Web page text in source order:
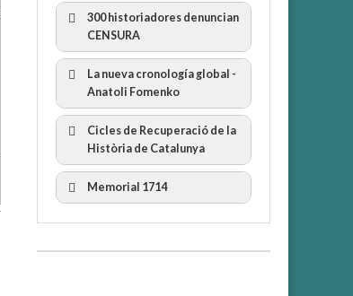
300 historiadores denuncian
CENSURA
300 Historiadors denuncien al
“Gobierno Español” per la censura
La nueva cronología global -
Anatoli Fomenko
Cicles de Recuperació de la
Història de Catalunya
I Cicle Història i Censura
II Cicle Història i Censura
Memorial 1714